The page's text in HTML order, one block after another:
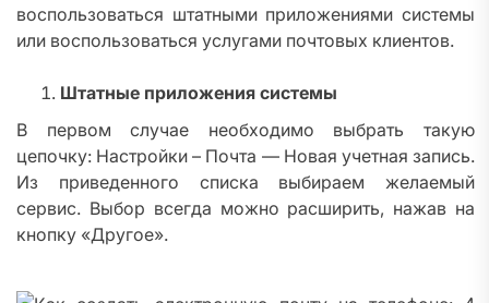
воспользоваться штатными приложениями системы
или воспользоваться услугами почтовых клиентов.
Штатные приложения системы
В первом случае необходимо выбрать такую
цепочку: Настройки – Почта — Новая учетная запись.
Из приведенного списка выбираем желаемый
сервис. Выбор всегда можно расширить, нажав на
кнопку «Другое».